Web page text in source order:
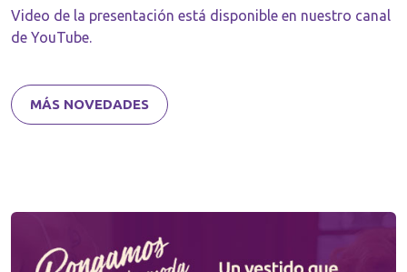
Video de la presentación está disponible en nuestro canal
de YouTube.
MÁS NOVEDADES